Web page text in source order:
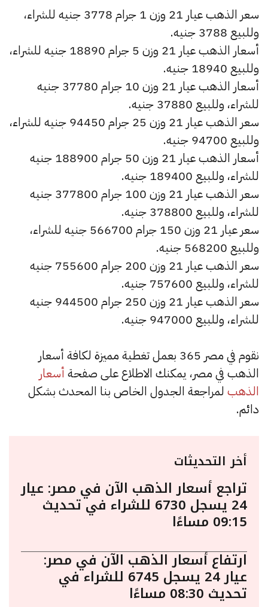
سعر الذهب عيار 21 وزن 1 جرام 3778 جنيه للشراء،
وللبيع 3788 جنيه.
أسعار الذهب عيار 21 وزن 5 جرام 18890 جنيه للشراء،
وللبيع 18940 جنيه.
أسعار الذهب عيار 21 وزن 10 جرام 37780 جنيه
للشراء، وللبيع 37880 جنيه.
سعر الذهب عيار 21 وزن 25 جرام 94450 جنيه للشراء،
وللبيع 94700 جنيه.
أسعار الذهب عيار 21 وزن 50 جرام 188900 جنيه
للشراء، وللبيع 189400 جنيه.
سعر الذهب عيار 21 وزن 100 جرام 377800 جنيه
للشراء، وللبيع 378800 جنيه.
سعر عيار 21 وزن 150 جرام 566700 جنيه للشراء،
وللبيع 568200 جنيه.
سعر الذهب عيار 21 وزن 200 جرام 755600 جنيه
للشراء، وللبيع 757600 جنيه.
سعر الذهب عيار 21 وزن 250 جرام 944500 جنيه
للشراء، وللبيع 947000 جنيه.
نقوم في مصر 365 بعمل تغطية مميزة لكافة أسعار
الذهب في مصر، يمكنك الاطلاع على صفحة أسعار
الذهب لمراجعة الجدول الخاص بنا المحدث بشكل
دائم.
أخر التحديثات
تراجع أسعار الذهب الآن في مصر: عيار
24 يسجل 6730 للشراء في تحديث
09:15 مساءًا
ارتفاع أسعار الذهب الآن في مصر:
عيار 24 يسجل 6745 للشراء في
تحديث 08:30 مساءًا